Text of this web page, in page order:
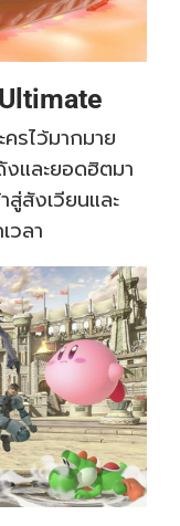
รไว้มากมาย
งและยอดฮิตมา
สู่สังเวียนและ
วลา